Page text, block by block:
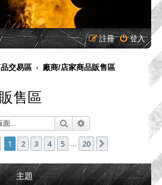
登入
註冊
交易區 廠商/店家商品販售區
售區
搜尋
1 頁 (共20 頁)
1 2 3 4 5 20
主題